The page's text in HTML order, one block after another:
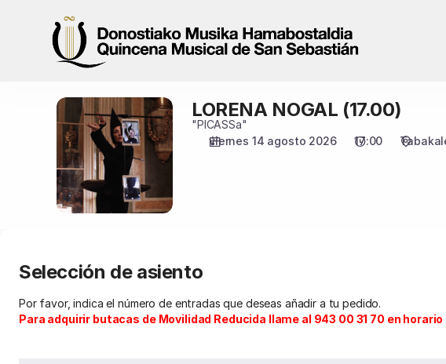
[Tabakalera
LORENA
NOGAL
(17.00)
LORENA NOGAL (17.00)
"PICASSa"
viernes 14 agosto 2026
17:00
Selección de asiento
Por favor, indica el número de entradas que deseas añadir a tu pedido.
Para adquirir butacas de Movilidad Reducida llame al 943 00 31 70 en